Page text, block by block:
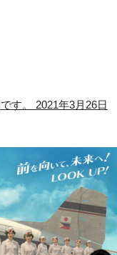
す。 2021年3月26日